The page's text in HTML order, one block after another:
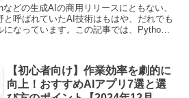
どの生成AIの商用リリースにともない、
と呼ばれていたAI技術はもはや、だれでも
なっています。この記事では、Python
【初心者向け】作業効率を劇的に
向上！おすすめAIアプリ7選と選